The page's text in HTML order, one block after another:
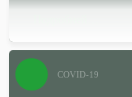
COVID-19